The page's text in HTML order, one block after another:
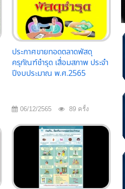
ประกาศขายทอดตลาดพัสดุ
ครุภัณฑ์ชำรุด เสื่อมสภาพ ประจำ
ปีงบประมาณ พ.ศ.2565
06/12/2565 89 ครั้ง